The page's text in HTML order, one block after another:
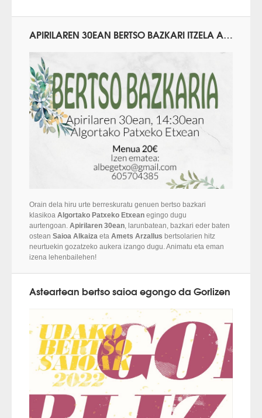
APIRILAREN 30EAN BERTSO BAZKARI ITZELA ALGORTAN
Orain dela hiru urte berreskuratu genuen bertso bazkari
klasikoa Algortako Patxeko Etxean egingo dugu
aurtengoan. Apirilaren 30ean, larunbatean, bazkari eder baten
ostean Saioa Alkaiza eta Amets Arzallus bertsolarien hitz
neurtuekin gozatzeko aukera izango dugu. Animatu eta eman
izena lehenbailehen!
Asteartean bertso saioa egongo da Gorlizen